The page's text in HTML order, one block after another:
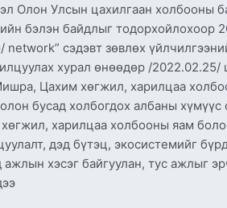
Олон Улсын цахилгаан холбооны
бэлэн байдлыг тодорхойлохоор
сэдэвт зөвлөх
хурал өнөөдөр /
Цахим хөгжил, харилцаа
бусад холбогдох албаны
харилцаа холбооны яам
дэд бүтэц, экосистемийг
ажлын хэсэг байгуулан, тус ажлыг